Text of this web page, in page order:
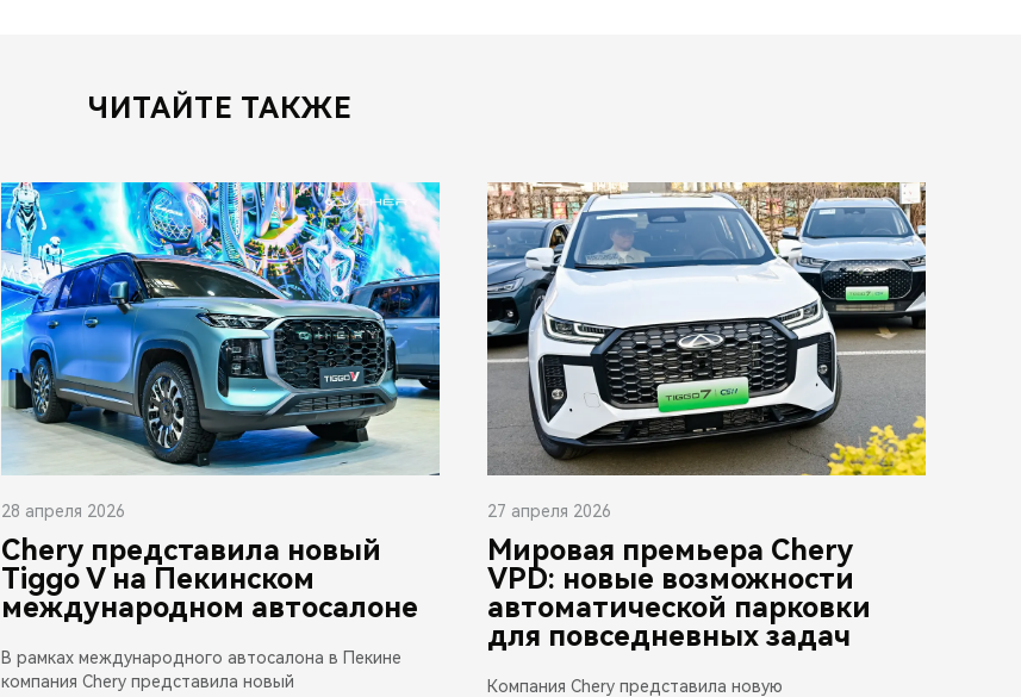
ЧИТАЙТЕ ТАКЖЕ
28 апреля 2026
Chery представила новый
Tiggo V на Пекинском
международном автосалоне
В рамках международного автосалона в Пекине
компания Chery представила новый
27 апреля 2026
Мировая премьера Chery
VPD: новые возможности
автоматической парковки
для повседневных задач
Компания Chery представила новую